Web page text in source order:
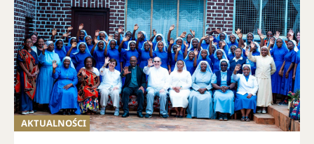
AKTUALNOŚCI